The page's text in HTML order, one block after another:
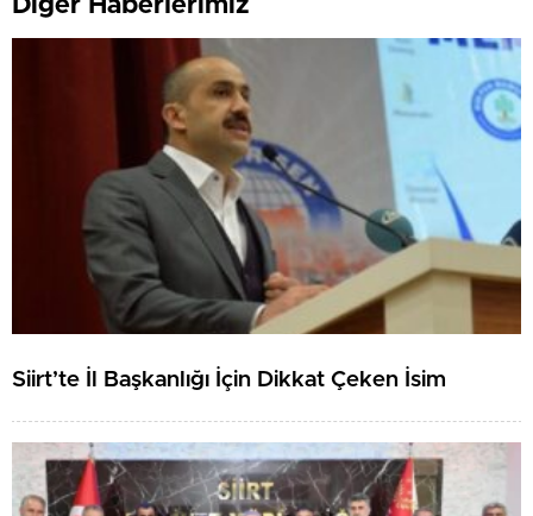
Diğer Haberlerimiz
Siirt’te İl Başkanlığı İçin Dikkat Çeken İsim